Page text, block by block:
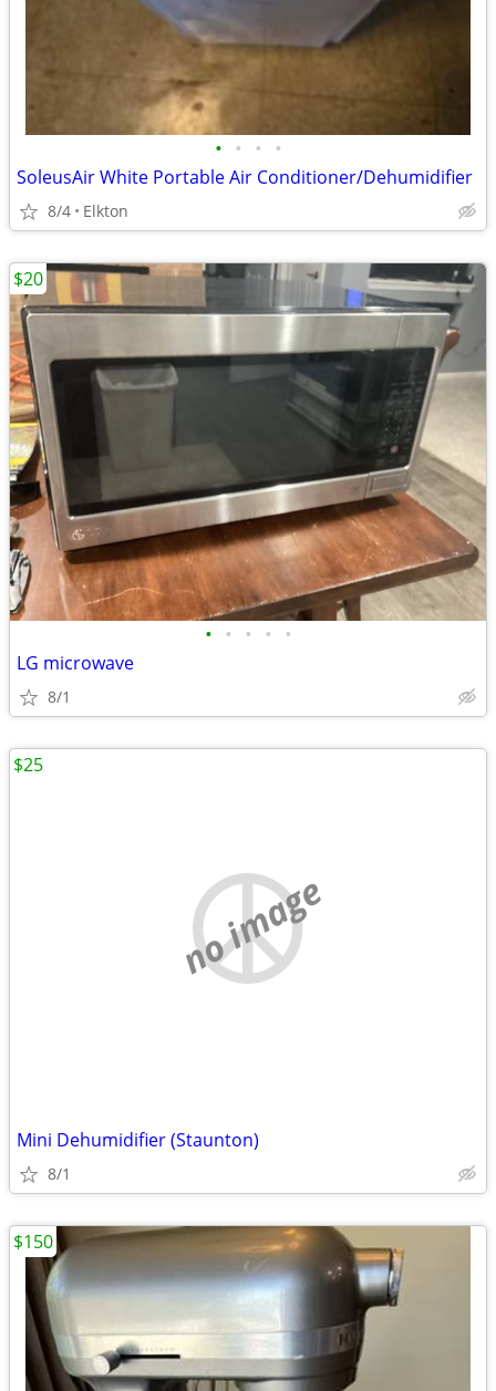
• • • •
SoleusAir White Portable Air Conditioner/Dehumidifier
8/4 Elkton
• • • • •
LG microwave
8/1
$20
no image
Mini Dehumidifier (Staunton)
8/1
$25
$150